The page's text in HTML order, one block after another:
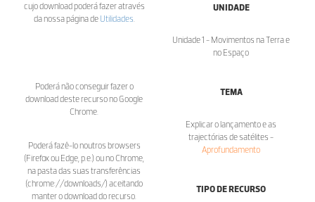
cujo download poderá fazer através
da nossa página de Utilidades.
Poderá não conseguir fazer o
download deste recurso no Google
Chrome.
Poderá fazê-lo noutros browsers
(Firefox ou Edge, p.e.) ou no Chrome,
na pasta das suas transferências
(chrome://downloads/) aceitando
manter o download do recurso.
UNIDADE
Unidade 1 - Movimentos na Terra e
no Espaço
TEMA
Explicar o lançamento e as
trajectórias de satélites -
Aprofundamento
TIPO DE RECURSO